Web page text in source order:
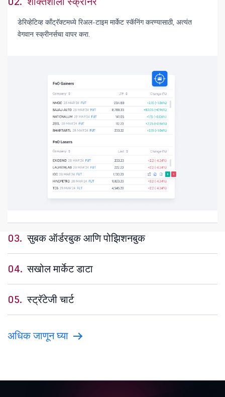
डेरिव्हेटिव्ह काँट्रॅक्टमध्ये रिअल-टाइम मार्केट स्कॅनिंग करण्यासाठी, अत्यंत
वेगवान स्क्रीनर्सचा वापर करा.
03. सुबक ऑर्डरबुक आणि पोझिशनबुक
04. सखोल मार्केट डाटा
05. स्ट्रॅटेजी चार्ट
अधिक जाणून घ्या